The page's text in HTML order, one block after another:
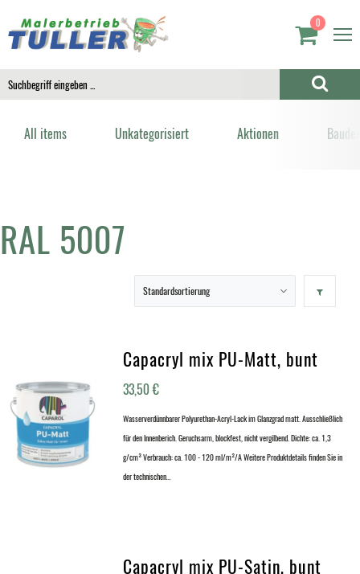
0
All items Unkategorisiert Aktionen
RAL 5007
Capacryl mix PU-Matt, bunt
33,50€
Wasserverdünnbarer Polyurethan-Acryl-Lack im Glanzgrad matt. Ausschließlich
für den Innenberich. Geruchsarm, blockfest, nicht vergilbend. Dichte: ca. 1,3
g/cm³ Verbrauch: ca. 100 - 120 ml/m²/A Weitere Produktdetails finden Sie in
der technischen…
Capacryl mix PU-Satin, bunt